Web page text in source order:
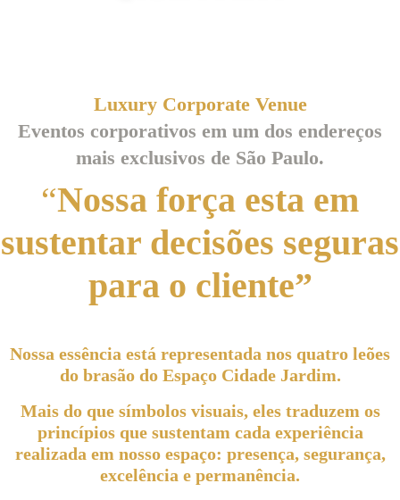
Luxury Corporate Venue
Eventos corporativos em um dos endereços
mais exclusivos de São Paulo.
“Nossa força esta em
sustentar decisões seguras
para o cliente”
Nossa essência está representada nos quatro leões
do brasão do Espaço Cidade Jardim.
Mais do que símbolos visuais, eles traduzem os
princípios que sustentam cada experiência
realizada em nosso espaço: presença, segurança,
excelência e permanência.